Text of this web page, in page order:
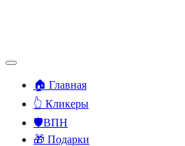
🏠 Главная
👆 Кликеры
🛡️ВПН
🎁 Подарки